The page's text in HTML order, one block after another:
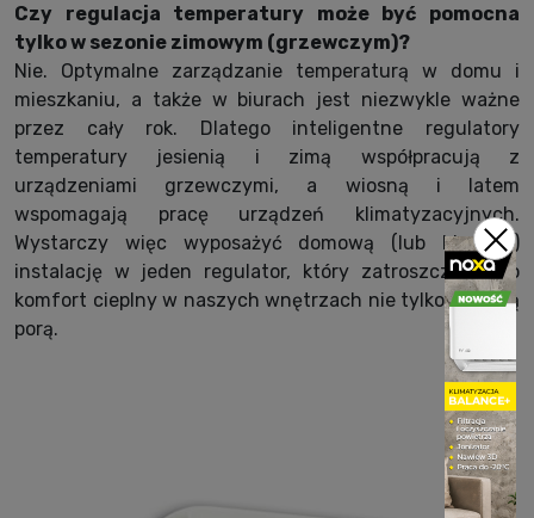
Czy regulacja temperatury może być pomocna
tylko w sezonie zimowym (grzewczym)?
Nie. Optymalne zarządzanie temperaturą w domu i
mieszkaniu, a także w biurach jest niezwykle ważne
przez cały rok. Dlatego inteligentne regulatory
temperatury jesienią i zimą współpracują z
urządzeniami grzewczymi, a wiosną i latem
wspomagają pracę urządzeń klimatyzacyjnych.
Wystarczy więc wyposażyć domową (lub biurową)
instalację w jeden regulator, który zatroszczy się o
komfort cieplny w naszych wnętrzach nie tylko zimową
porą.